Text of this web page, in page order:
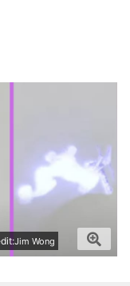
Jim Wong